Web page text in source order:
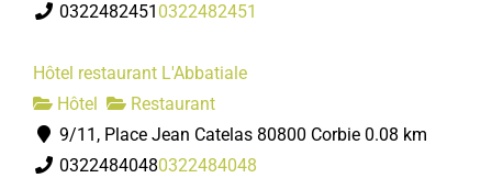
0322482451 0322482451
Hôtel restaurant L'Abbatiale
Hôtel
Restaurant
9/11, Place Jean Catelas 80800 Corbie 0.08 km
03224840480322484048